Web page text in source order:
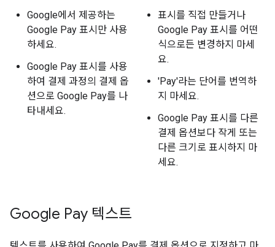
Google에서 제공하는
Google Pay 표시만 사용
하세요.
Google Pay 표시를 사용
하여 결제 과정의 결제 옵
션으로 Google Pay를 나
타내세요.
표시를 직접 만들거나
Google Pay 표시를 어떤
식으로든 변경하지 마세
요.
'Pay'라는 단어를 번역하
지 마세요.
Google Pay 표시를 다른
결제 옵션보다 작게 또는
다른 크기로 표시하지 마
세요.
Google Pay 텍스트